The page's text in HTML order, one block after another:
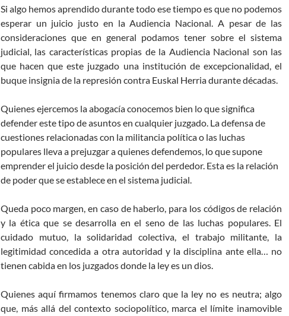
Si algo hemos aprendido durante todo ese tiempo es que no podemos
esperar un juicio justo en la Audiencia Nacional. A pesar de las
consideraciones que en general podamos tener sobre el sistema
judicial, las características propias de la Audiencia Nacional son las
que hacen que este juzgado una institución de excepcionalidad, el
buque insignia de la represión contra Euskal Herria durante décadas.
Quienes ejercemos la abogacía conocemos bien lo que significa
defender este tipo de asuntos en cualquier juzgado. La defensa de
cuestiones relacionadas con la militancia política o las luchas
populares lleva a prejuzgar a quienes defendemos, lo que supone
emprender el juicio desde la posición del perdedor. Esta es la relación
de poder que se establece en el sistema judicial.
Queda poco margen, en caso de haberlo, para los códigos de relación
y la ética que se desarrolla en el seno de las luchas populares. El
cuidado mutuo, la solidaridad colectiva, el trabajo militante, la
legitimidad concedida a otra autoridad y la disciplina ante ella… no
tienen cabida en los juzgados donde la ley es un dios.
Quienes aquí firmamos tenemos claro que la ley no es neutra; algo
que, más allá del contexto sociopolítico, marca el límite inamovible